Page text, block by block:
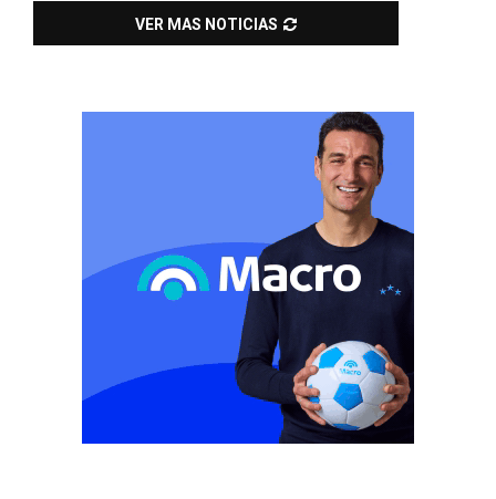
VER MAS NOTICIAS